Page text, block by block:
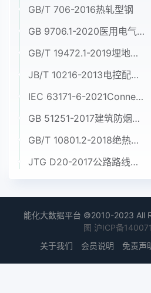
GB/T 706-2016热轧型钢
GB 9706.1-2020医用电气设备 第1部分:基本安全和基本性能的通用要求
GB/T 19472.1-2019埋地用聚乙烯(PE)结构壁管道系统 第1部分:聚乙烯双壁波纹管材
JB/T 10216-2013电控配电用电缆桥架
IEC 63171-6-2021Connectors for electrical and electronic equipment - Part 6: Detail specification for 2-way and 4-way (data/power), shielded, free and fixed connectors for power and data transmission with frequencies up to 600 MHz
GB 51251-2017建筑防烟排烟系统技术标准
GB/T 10801.2-2018绝热用挤塑聚苯乙烯泡沫塑料(XPS)
JTG D20-2017公路路线设计规范
能化大数据平台 ©2010-2023 All
图 沪ICP备
关于我们
会员说明 免责声